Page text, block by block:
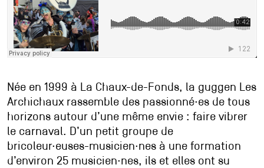
Née en 1999 à La Chaux-de-Fonds, la guggen Les
Archichaux rassemble des passionné·es de tous
horizons autour d’une même envie : faire vibrer
le carnaval. D’un petit groupe de
bricoleur·euses-musicien·nes à une formation
d’environ 25 musicien·nes, ils et elles ont su